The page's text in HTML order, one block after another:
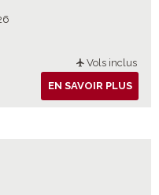
Vols inclus
EN SAVOIR PLUS